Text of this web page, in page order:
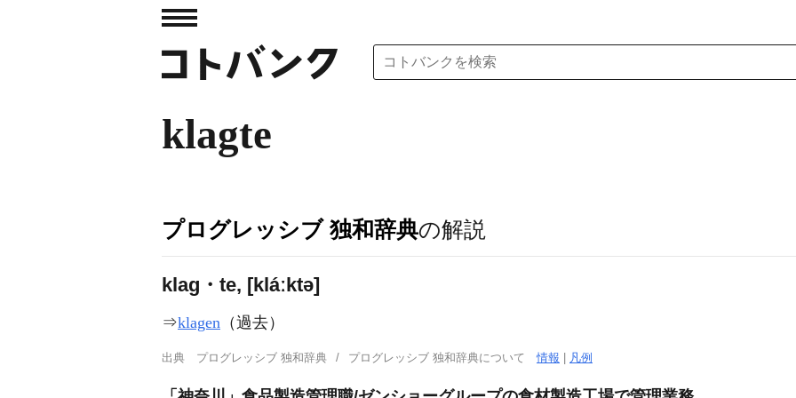
klagte
プログレッシブ 独和辞典の解説
klag・te, [kláːktə]
⇒klagen （過去）
出典 プログレッシブ 独和辞典 プログレッシブ 独和辞典について情報 凡例